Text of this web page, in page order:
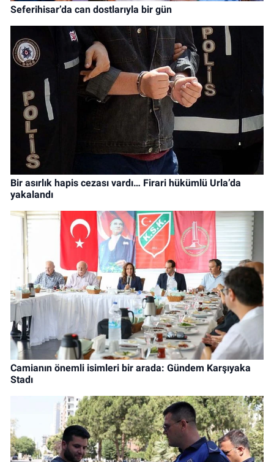
Seferihisar’da can dostlarıyla bir gün
Bir asırlık hapis cezası vardı… Firari hükümlü Urla’da
yakalandı
Camianın önemli isimleri bir arada: Gündem Karşıyaka
Stadı